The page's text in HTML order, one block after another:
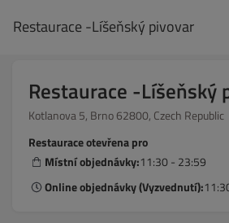
Restaurace -Líšeňský pivovar
Restaurace -Líšeňský
Kotlanova 5, Brno 62800, Czech Republic
Restaurace otevřena pro
Místní objednávky:11:30 - 23:59
Online objednávky (Vyzvednutí):